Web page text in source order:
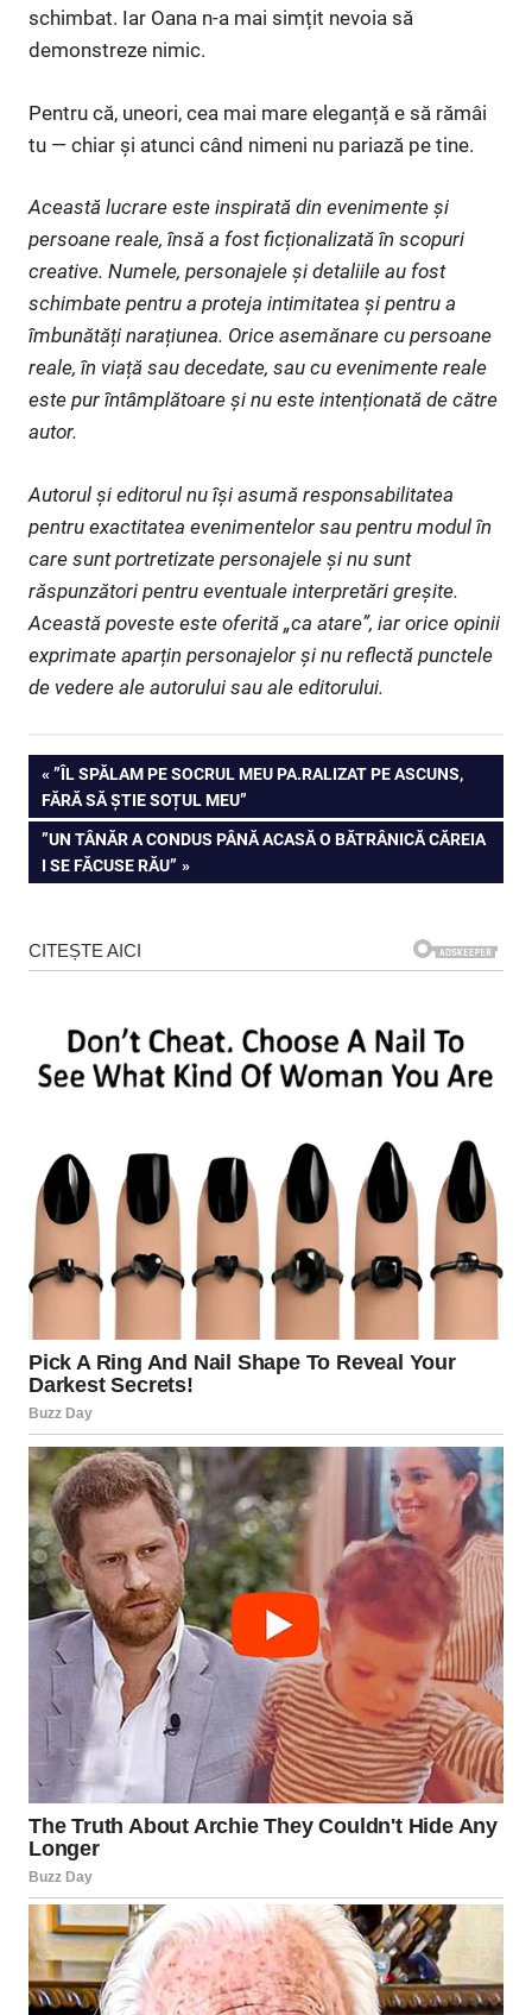
schimbat. Iar Oana n-a mai simțit nevoia să
demonstreze nimic.
Pentru că, uneori, cea mai mare eleganță e să rămâi
tu — chiar și atunci când nimeni nu pariază pe tine.
Această lucrare este inspirată din evenimente și
persoane reale, însă a fost ficționalizată în scopuri
creative. Numele, personajele și detaliile au fost
schimbate pentru a proteja intimitatea și pentru a
îmbunătăți narațiunea. Orice asemănare cu persoane
reale, în viață sau decedate, sau cu evenimente reale
este pur întâmplătoare și nu este intenționată de către
autor.
Autorul și editorul nu își asumă responsabilitatea
pentru exactitatea evenimentelor sau pentru modul în
care sunt portretizate personajele și nu sunt
răspunzători pentru eventuale interpretări greșite.
Această poveste este oferită „ca atare”, iar orice opinii
exprimate aparțin personajelor și nu reflectă punctele
de vedere ale autorului sau ale editorului.
Navigare
în
articole
PREVIOUS
POST:
”ÎL SPĂLAM PE SOCRUL MEU PA.RALIZAT PE ASCUNS,
FĂRĂ SĂ ȘTIE SOȚUL MEU”
NEXT
POST:
”UN TÂNĂR A CONDUS PÂNĂ ACASĂ O BĂTRÂNICĂ CĂREIA
I SE FĂCUSE RĂU”